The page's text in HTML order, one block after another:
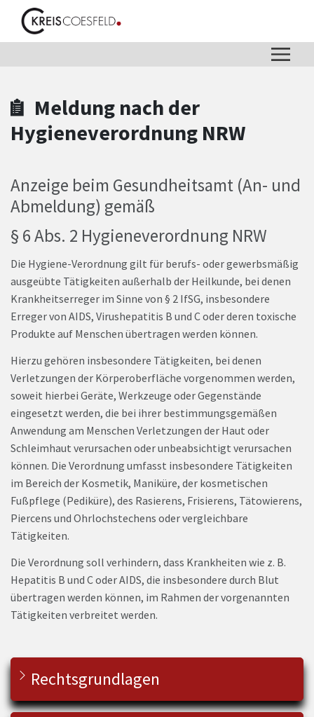
Zum Header
Zum Hauptinhalt
Zum Footer
Zum Hauptinhalt springen
Meldung nach der
Hygieneverordnung NRW
Anzeige beim Gesundheitsamt (An- und
Abmeldung) gemäß
§ 6 Abs. 2 Hygieneverordnung NRW
Die Hygiene-Verordnung gilt für berufs- oder gewerbsmäßig
ausgeübte Tätigkeiten außerhalb der Heilkunde, bei denen
Krankheitserreger im Sinne von § 2 IfSG, insbesondere
Erreger von AIDS, Virushepatitis B und C oder deren toxische
Produkte auf Menschen übertragen werden können.
Hierzu gehören insbesondere Tätigkeiten, bei denen
Verletzungen der Körperoberfläche vorgenommen werden,
soweit hierbei Geräte, Werkzeuge oder Gegenstände
eingesetzt werden, die bei ihrer bestimmungsgemäßen
Anwendung am Menschen Verletzungen der Haut oder
Schleimhaut verursachen oder unbeabsichtigt verursachen
können. Die Verordnung umfasst insbesondere Tätigkeiten
im Bereich der Kosmetik, Maniküre, der kosmetischen
Fußpflege (Pediküre), des Rasierens, Frisierens, Tätowierens,
Piercens und Ohrlochstechens oder vergleichbare
Tätigkeiten.
Die Verordnung soll verhindern, dass Krankheiten wie z. B.
Hepatitis B und C oder AIDS, die insbesondere durch Blut
übertragen werden können, im Rahmen der vorgenannten
Tätigkeiten verbreitet werden.
Rechtsgrundlagen